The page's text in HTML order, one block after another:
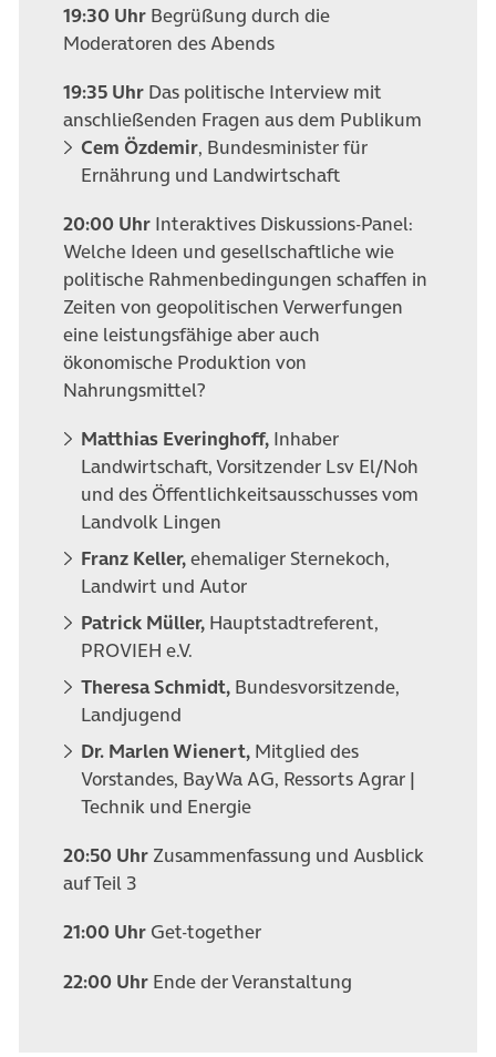
19:30 Uhr Begrüßung durch die
Moderatoren des Abends
19:35 Uhr Das politische Interview mit
anschließenden Fragen aus dem Publikum
Cem Özdemir, Bundesminister für
Ernährung und Landwirtschaft
20:00 Uhr Interaktives Diskussions-Panel:
Welche Ideen und gesellschaftliche wie
politische Rahmenbedingungen schaffen in
Zeiten von geopolitischen Verwerfungen
eine leistungsfähige aber auch
ökonomische Produktion von
Nahrungsmittel?
Matthias Everinghoff, Inhaber
Landwirtschaft, Vorsitzender Lsv El/Noh
und des Öffentlichkeitsausschusses vom
Landvolk Lingen
Franz Keller,ehemaliger Sternekoch,
Landwirt und Autor
Patrick Müller, Hauptstadtreferent,
PROVIEH e.V.
Theresa Schmidt, Bundesvorsitzende,
Landjugend
Dr. Marlen Wienert, Mitglied des
Vorstandes, BayWa AG, Ressorts Agrar |
Technik und Energie
20:50 Uhr Zusammenfassung und Ausblick
auf Teil 3
21:00 Uhr Get-together
22:00 Uhr Ende der Veranstaltung